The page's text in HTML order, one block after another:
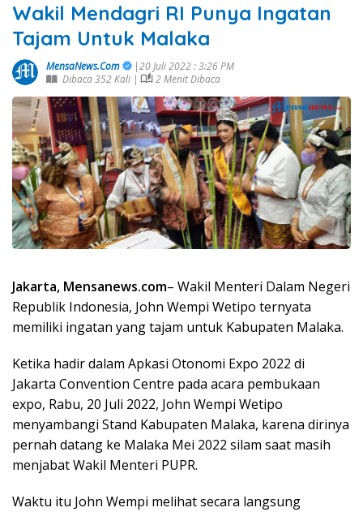
Wakil Mendagri RI Punya Ingatan
Tajam Untuk Malaka
MensaNews.Com
|20 Juli 2022 : 3:26 PM
Dibaca 352 Kali |
2 Menit Dibaca
Jakarta, Mensanews.com– Wakil Menteri Dalam Negeri
Republik Indonesia, John Wempi Wetipo ternyata
memiliki ingatan yang tajam untuk Kabupaten Malaka.
Ketika hadir dalam Apkasi Otonomi Expo 2022 di
Jakarta Convention Centre pada acara pembukaan
expo, Rabu, 20 Juli 2022, John Wempi Wetipo
menyambangi Stand Kabupaten Malaka, karena dirinya
pernah datang ke Malaka Mei 2022 silam saat masih
menjabat Wakil Menteri PUPR.
Waktu itu John Wempi melihat secara langsung